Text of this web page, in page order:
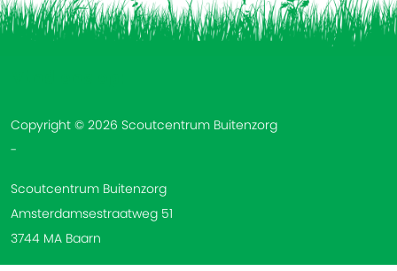
Copyright © 2026 Scoutcentrum Buitenzorg
-
Scoutcentrum Buitenzorg
Amsterdamsestraatweg 51
3744 MA Baarn